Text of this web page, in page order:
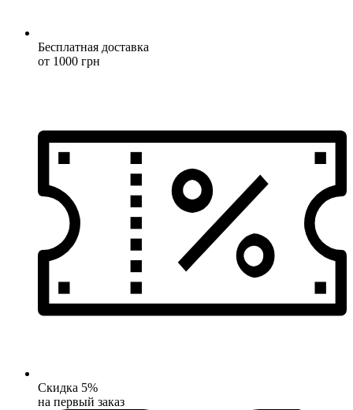
Бесплатная доставка
от 1000 грн
Скидка 5%
на первый заказ